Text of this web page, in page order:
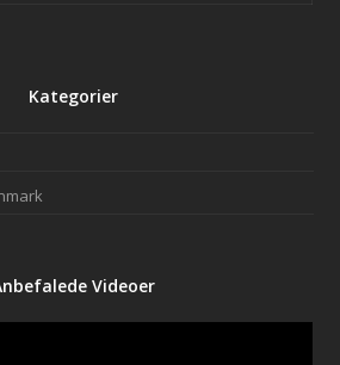
Kategorier
Videoer